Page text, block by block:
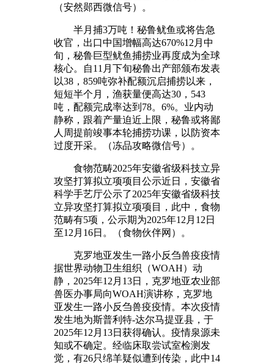
（安然郧西微信号）。
半月捕3万吨！秘鲁鱿鱼或将告急
收官，出口中国增幅高达670%12月中
旬，秘鲁巨型鱿鱼捕捞业再度成为全球
核心。自11月下旬秘鲁出产部颁布发表
以38，859吨弥补配额沉启捕捞以来，
短短半个月，渔获量便高达30，543
吨，配额完成率达到78。6%。业内动
静称，跟着产量迫近上限，秘鲁或将鄙
人周提前竣事本轮捕捞功课，以防资本
过度开采。（冻品攻略微信号）。
食物范畴2025年安徽省级科技立异
攻坚打算拟立项项目公示近日，安徽省
科学手艺厅公示了2025年安徽省级科技
立异攻坚打算拟立项项目，此中，食物
范畴有5项，公示期为2025年12月12日
至12月16日。（食物伙伴网）。
克罗地亚发生一路小反刍兽疫疫情
据世界动物卫生组织（WOAH）动
静，2025年12月13日，克罗地亚农业部
兽医办事局向WOAH演讲称，克罗地
亚发生一路小反刍兽疫疫情。本次疫情
发生地为斯普利特-达尔马提亚县，于
2025年12月13日获得确认。疫情泉源未
知或不确定。经临床取尝试室检测发
觉，有26只绵羊疑似遭到传染，此中14